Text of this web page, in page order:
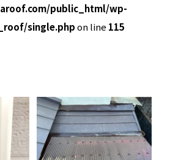
public_html/wp-
single.phpon line 115